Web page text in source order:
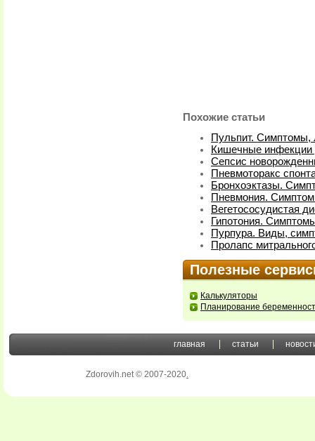
Похожие статьи
Пульпит. Симптомы,
Кишечные инфекции
Сепсис
Пневмоторакс
Бронхоэктазы.
Пневмония.
Вегетососудистая
Гипотония.
Пурпура. Виды,
Пролапс
Полезные
Калькуляторы
Планирование
главная статьи
Zdorovih.net © 2007-2020